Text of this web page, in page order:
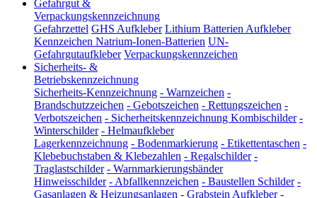
Gefahrgut &
Verpackungskennzeichnung
Gefahrzettel GHS Aufkleber Lithium Batterien Aufkleber
Kennzeichen Natrium-Ionen-Batterien UN-
Gefahrgutaufkleber Verpackungskennzeichen
Sicherheits- &
Betriebskennzeichnung
Sicherheits-Kennzeichnung - Warnzeichen -
Brandschutzzeichen - Gebotszeichen - Rettungszeichen -
Verbotszeichen - Sicherheitskennzeichnung Kombischilder -
Winterschilder - Helmaufkleber
Lagerkennzeichnung - Bodenmarkierung - Etikettentaschen -
Klebebuchstaben & Klebezahlen - Regalschilder -
Traglastschilder - Warnmarkierungsbänder
Hinweisschilder - Abfallkennzeichen - Baustellen Schilder -
Gasanlagen & Heizungsanlagen - Grabstein Aufkleber -